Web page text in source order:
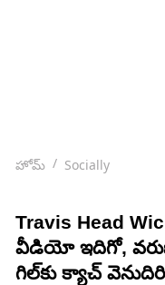
హోమ్ Socially
Travis Head
వీడియో ఇదిగో,
గిల్‌కు క్యాచ్‌